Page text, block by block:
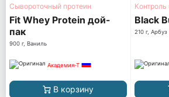
Сывороточный протеин
Fit Whey Protein дой-
пак
900 г, Ваниль
Академия-Т
В корзину
Контроль
Black
210 г, Арбуз